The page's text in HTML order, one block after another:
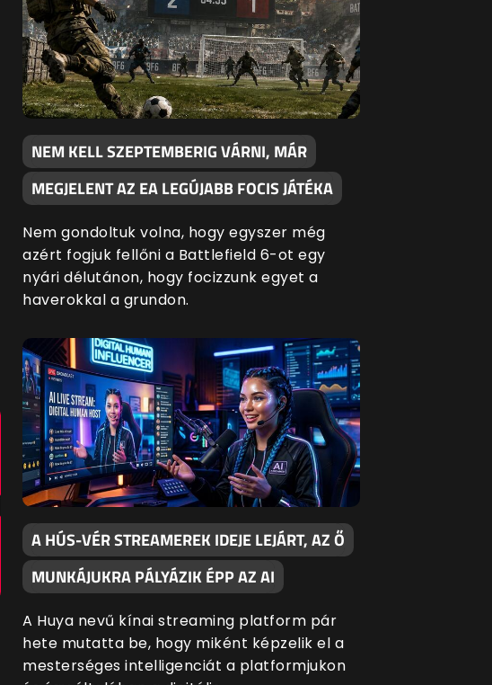
NEM KELL SZEPTEMBERIG VÁRNI, MÁR
MEGJELENT AZ EA LEGÚJABB FOCIS JÁTÉKA
Nem gondoltuk volna, hogy egyszer még
azért fogjuk fellőni a Battlefield 6-ot egy
nyári délutánon, hogy focizzunk egyet a
haverokkal a grundon.
A HÚS-VÉR STREAMEREK IDEJE LEJÁRT, AZ Ő
MUNKÁJUKRA PÁLYÁZIK ÉPP AZ AI
A Huya nevű kínai streaming platform pár
hete mutatta be, hogy miként képzelik el a
mesterséges intelligenciát a platformjukon